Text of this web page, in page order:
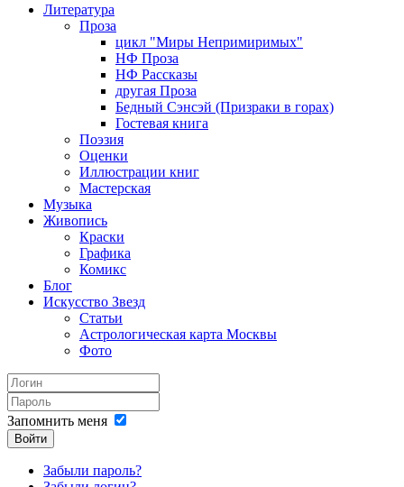
Литература
Проза
цикл "Миры Непримиримых"
НФ Проза
НФ Рассказы
другая Проза
Бедный Сэнсэй (Призраки в горах)
Гостевая книга
Поэзия
Оценки
Иллюстрации книг
Мастерская
Музыка
Живопись
Краски
Графика
Комикс
Блог
Искусство Звезд
Статьи
Астрологическая карта Москвы
Фото
Запомнить меня
Войти
Забыли пароль?